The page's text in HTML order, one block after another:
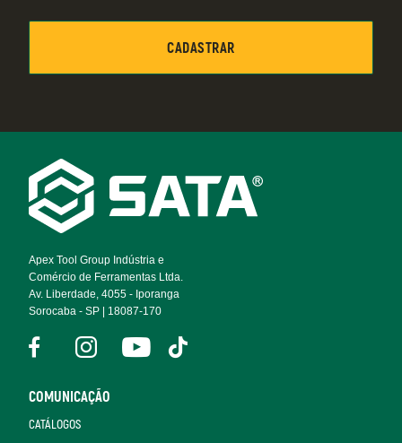
Footer
Navigation
Apex Tool Group Indústria e
Comércio de Ferramentas Ltda.
Av. Liberdade, 4055 - Iporanga
Sorocaba - SP | 18087-170
COMUNICAÇÃO
CATÁLOGOS